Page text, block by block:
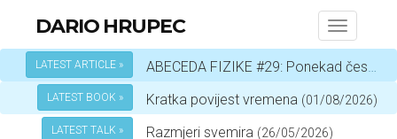
Toggle
DARIO HRUPEC
LATEST ARTICLE » ABECEDA FIZIKE #29: Ponekad čestica, a ponekad val – ovisi o okolnostima
LATEST BOOK » Kratka povijest vremena (01/08/2026)
LATEST TALK » Razmjeri svemira (26/05/2026)